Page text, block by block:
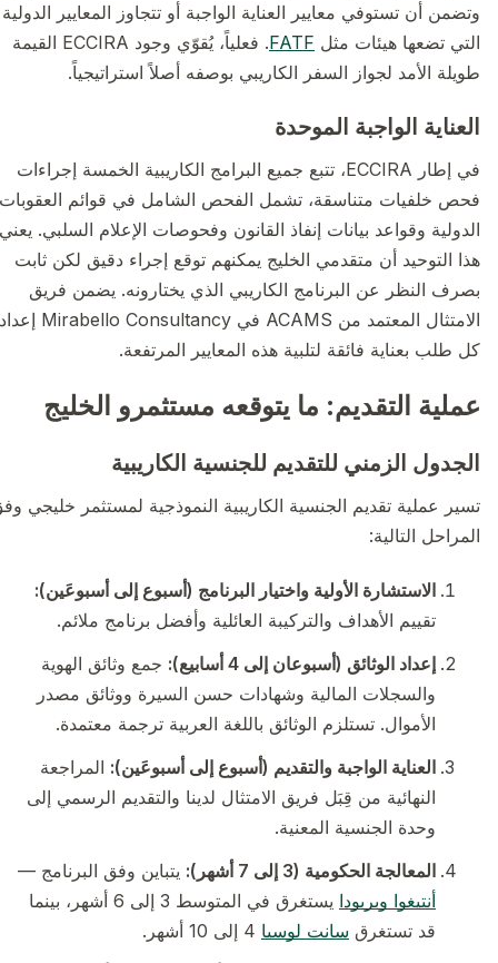
وتضمن أن تستوفي معايير العناية الواجبة أو تتجاوز المعايير الدولية
التي تضعها هيئات مثل FATF
. فعلياً، يُقوّي وجود ECCIRA القيمة
طويلة الأمد لجواز السفر الكاريبي بوصفه أصلاً استراتيجياً.
العناية الواجبة الموحدة
في إطار ECCIRA، تتبع جميع البرامج الكاريبية الخمسة إجراءات
فحص خلفيات متناسقة، تشمل الفحص الشامل في قوائم العقوبات
الدولية وقواعد بيانات إنفاذ القانون وفحوصات الإعلام السلبي. يعني
هذا التوحيد أن متقدمي الخليج يمكنهم توقع إجراء دقيق لكن ثابت
بصرف النظر عن البرنامج الكاريبي الذي يختارونه. يضمن فريق
الامتثال المعتمد من ACAMS في Mirabello Consultancy إعداد
كل طلب بعناية فائقة لتلبية هذه المعايير المرتفعة.
عملية التقديم: ما يتوقعه مستثمرو الخليج
الجدول الزمني للتقديم للجنسية الكاريبية
تسير عملية تقديم الجنسية الكاريبية النموذجية لمستثمر خليجي وفق
المراحل التالية:
الاستشارة الأولية واختيار البرنامج (أسبوع إلى أسبوعَين):
تقييم الأهداف والتركيبة العائلية وأفضل برنامج ملائم.
إعداد الوثائق (أسبوعان إلى 4 أسابيع):
جمع وثائق الهوية
والسجلات المالية وشهادات حسن السيرة ووثائق مصدر
الأموال. تستلزم الوثائق باللغة العربية ترجمة معتمدة.
العناية الواجبة والتقديم (أسبوع إلى أسبوعَين):المراجعة
النهائية من قِبَل فريق الامتثال لدينا والتقديم الرسمي إلى
وحدة الجنسية المعنية.
المعالجة الحكومية (3 إلى 7 أشهر):
يتباين وفق البرنامج —
أنتيغوا وبربودا
يستغرق في المتوسط 3 إلى 6 أشهر، بينما
قد تستغرقسانت لوسيا4 إلى 10 أشهر.